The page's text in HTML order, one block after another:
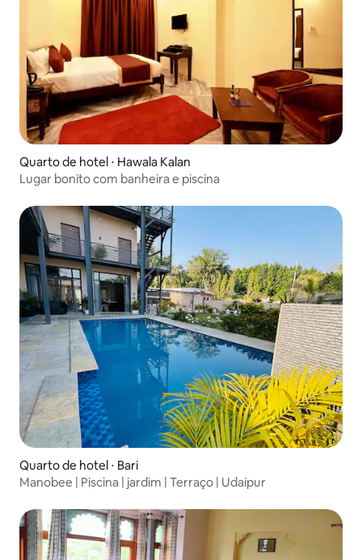
Quarto de hotel ⋅ Hawala Kalan
Lugar bonito com banheira e piscina
Quarto de hotel ⋅ Bari
Manobee | Piscina | jardim | Terraço | Udaipur